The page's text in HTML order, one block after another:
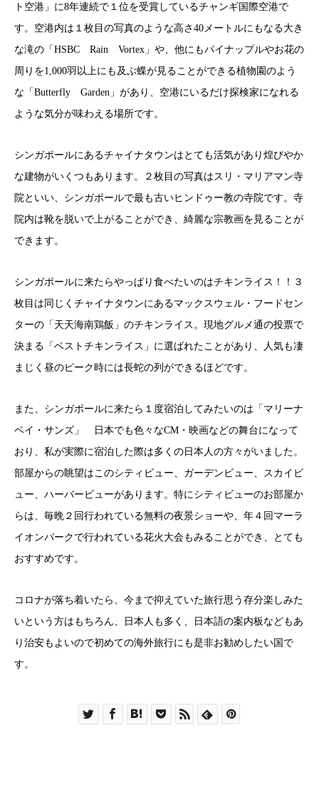
ト空港」に8年連続で１位を受賞しているチャンギ国際空港で
す。空港内は１枚目の写真のような高さ40メートルにもなる大き
な滝の「HSBC Rain Vortex」や、他にもパイナップルやお花の
周りを1,000羽以上にも及ぶ蝶が見ることができる植物園のよう
な「Butterfly Garden」があり、空港にいるだけ探検家になれる
ような気分が味わえる場所です。
シンガポールにあるチャイナタウンはとても活気があり煌びやか
な建物がいくつもあります。２枚目の写真はスリ・マリアマン寺
院といい、シンガポールで最も古いヒンドゥー教の寺院です。寺
院内は靴を脱いで上がることができ、綺麗な宗教画を見ることが
できます。
シンガポールに来たらやっぱり食べたいのはチキンライス！！３
枚目は同じくチャイナタウンにあるマックスウェル・フードセン
ターの「天天海南鶏飯」のチキンライス。現地グルメ通の投票で
決まる「ベストチキンライス」に選ばれたことがあり、人気も凄
まじく昼のピーク時には長蛇の列ができるほどです。
また、シンガポールに来たら１度宿泊してみたいのは「マリーナ
ベイ・サンズ」 日本でも色々なCM・映画などの舞台になって
おり、私が実際に宿泊した際は多くの日本人の方々がいました。
部屋からの眺望はこのシティビュー、ガーデンビュー、スカイビ
ュー、ハーバービューがあります。特にシティビューのお部屋か
らは、毎晩２回行われている無料の夜景ショーや、年４回マーラ
イオンパークで行われている花火大会もみることができ、とても
おすすめです。
コロナが落ち着いたら、今まで抑えていた旅行思う存分楽しみた
いという方はもちろん、日本人も多く、日本語の案内板などもあ
り治安もよいので初めての海外旅行にも是非お勧めしたい国で
す。